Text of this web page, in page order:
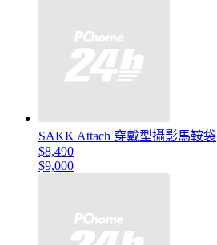
SAKK Attach 穿戴型攝影馬鞍袋
$8,490
$9,000